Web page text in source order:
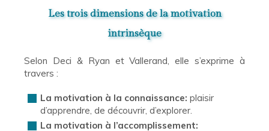
Les trois dimensions de la motivation
intrinsèque
Selon Deci & Ryan et Vallerand, elle s’exprime à
travers :
La motivation à la connaissance: plaisir
d’apprendre, de découvrir, d’explorer.
La motivation à l’accomplissement: